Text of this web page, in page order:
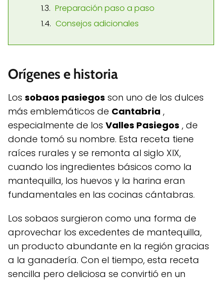
Preparación paso a paso
Consejos adicionales
Orígenes e historia
Los sobaos pasiegos son uno de los dulces
más emblemáticos de Cantabria ,
especialmente de los Valles Pasiegos , de
donde tomó su nombre. Esta receta tiene
raíces rurales y se remonta al siglo XIX,
cuando los ingredientes básicos como la
mantequilla, los huevos y la harina eran
fundamentales en las cocinas cántabras.
Los sobaos surgieron como una forma de
aprovechar los excedentes de mantequilla,
un producto abundante en la región gracias
a la ganadería. Con el tiempo, esta receta
sencilla pero deliciosa se convirtió en un